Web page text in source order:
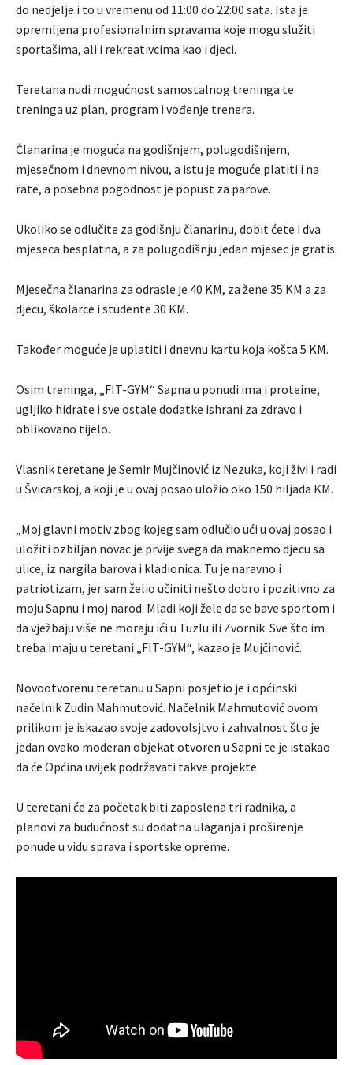
do nedjelje i to u vremenu od 11:00 do 22:00 sata. Ista je
opremljena profesionalnim spravama koje mogu služiti
sportašima, ali i rekreativcima kao i djeci.
Teretana nudi mogućnost samostalnog treninga te
treninga uz plan, program i vođenje trenera.
Članarina je moguća na godišnjem, polugodišnjem,
mjesečnom i dnevnom nivou, a istu je moguće platiti i na
rate, a posebna pogodnost je popust za parove.
Ukoliko se odlučite za godišnju članarinu, dobit ćete i dva
mjeseca besplatna, a za polugodišnju jedan mjesec je gratis.
Mjesečna članarina za odrasle je 40 KM, za žene 35 KM a za
djecu, školarce i studente 30 KM.
Također moguće je uplatiti i dnevnu kartu koja košta 5 KM.
Osim treninga, „FIT-GYM“ Sapna u ponudi ima i proteine,
ugljiko hidrate i sve ostale dodatke ishrani za zdravo i
oblikovano tijelo.
Vlasnik teretane je Semir Mujčinović iz Nezuka, koji živi i radi
u Švicarskoj, a koji je u ovaj posao uložio oko 150 hiljada KM.
„Moj glavni motiv zbog kojeg sam odlučio ući u ovaj posao i
uložiti ozbiljan novac je prvije svega da maknemo djecu sa
ulice, iz nargila barova i kladionica. Tu je naravno i
patriotizam, jer sam želio učiniti nešto dobro i pozitivno za
moju Sapnu i moj narod. Mladi koji žele da se bave sportom i
da vježbaju više ne moraju ići u Tuzlu ili Zvornik. Sve što im
treba imaju u teretani „FIT-GYM“, kazao je Mujčinović.
Novootvorenu teretanu u Sapni posjetio je i općinski
načelnik Zudin Mahmutović. Načelnik Mahmutović ovom
prilikom je iskazao svoje zadovolsjtvo i zahvalnost što je
jedan ovako moderan objekat otvoren u Sapni te je istakao
da će Općina uvijek podržavati takve projekte.
U teretani će za početak biti zaposlena tri radnika, a
planovi za budućnost su dodatna ulaganja i proširenje
ponude u vidu sprava i sportske opreme.